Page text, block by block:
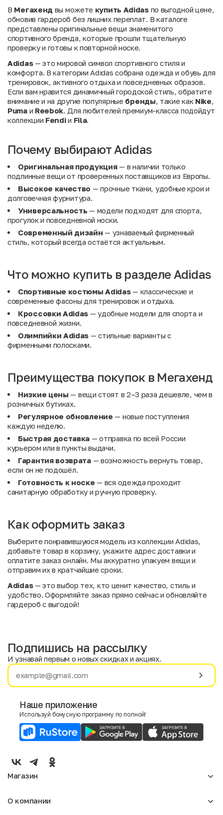
В Мегахенд вы можете купить Adidasпо выгодной цене,
обновив гардероб без лишних переплат. В каталоге
представлены оригинальные вещи знаменитого
спортивного бренда, которые прошли тщательную
проверку и готовы к повторной носке.
Adidas— это мировой символ спортивного стиля и
комфорта. В категории Adidas собрана одежда и обувь для
тренировок, активного отдыха и повседневных образов.
Если вам нравится динамичный городской стиль, обратите
внимание и на другие популярные бренды , такие как Nike
Pumaи Reebok . Для любителей премиум-класса подойдут
коллекции Fendiи Fila.
Почему выбирают Adidas
Оригинальная продукция— в наличии только
подлинные вещи от проверенных поставщиков из Европы.
Высокое качество — прочные ткани, удобные крои и
долговечная фурнитура.
Универсальность — модели подходят для спорта,
прогулок и повседневной носки.
Современный дизайн — узнаваемый фирменный
стиль, который всегда остаётся актуальным.
Что можно купить в разделе Adidas
Спортивные костюмы Adidas— классические и
современные фасоны для тренировок и отдыха.
Кроссовки Adidas — удобные модели для спорта и
повседневной жизни.
Олимпийки Adidas — стильные варианты с
фирменными полосками.
Преимущества покупок в Мегахенд
Низкие цены — вещи стоят в 2–3 раза дешевле, чем в
розничных бутиках.
Регулярное обновление — новые поступления
каждую неделю.
Быстрая доставка — отправка по всей России
курьером или в пункты выдачи.
Гарантия возврата— возможность вернуть товар,
если он не подошёл.
Готовность к носке — вся одежда проходит
санитарную обработку и ручную проверку.
Как оформить заказ
Выберите понравившуюся модель из коллекции Adidas,
добавьте товар в корзину, укажите адрес доставки и
оплатите заказ онлайн. Мы аккуратно упакуем вещи и
отправим их в кратчайшие сроки.
Adidas— это выбор тех, кто ценит качество, стиль и
удобство. Оформляйте заказ прямо сейчас и обновляйте
гардероб с выгодой!
Имя
E-mail
Мужской
Подпишись на рассылку
И узнавай первым о новых скидках и акциях.
Наше приложение
Используй бонусную программу по полной!
Магазин
Мужское
О компании